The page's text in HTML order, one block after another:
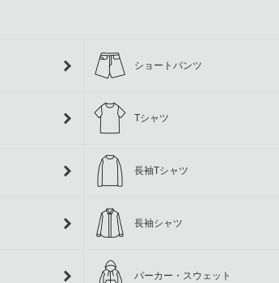
ショートパンツ
Tシャツ
長袖Tシャツ
長袖シャツ
パーカー・スウェット